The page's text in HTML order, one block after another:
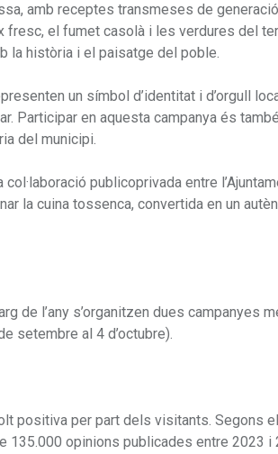
amb receptes transmeses de
el fumet casolà i les verdures del
la història i el paisatge del poble.
un símbol d’identitat i d’orgull
Participar en aquesta campanya és
del municipi.
publicoprivada entre
la cuina tossenca, convertida en un
de l’any s’organitzen dues campanyes
setembre al 4 d’octubre).
positiva per part dels visitants. Segons
135.000 opinions publicades entre 2023 i